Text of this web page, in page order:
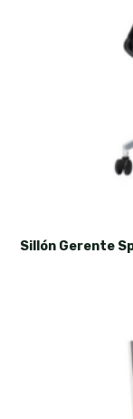
Sillón Gerente